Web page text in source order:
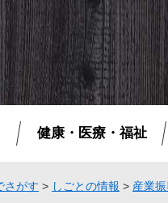
健康・医療・福祉
さがす > しごとの情報 > 産業